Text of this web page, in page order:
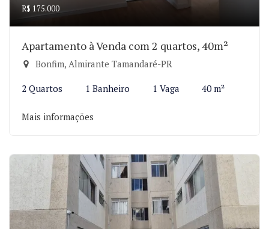
R$ 175.000
Apartamento à Venda com 2 quartos, 40m²
Bonfim, Almirante Tamandaré-PR
2 Quartos 1 Banheiro 1 Vaga 40 m²
Mais informações